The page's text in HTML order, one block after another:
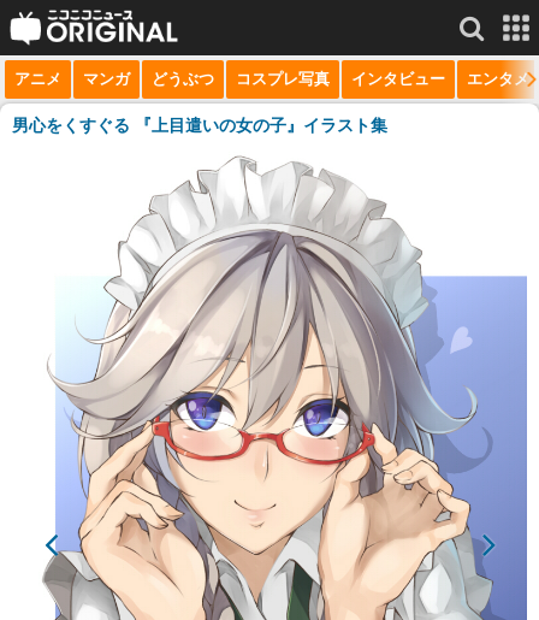
サービス一覧 もっと見る
niconico
チャンネル
マンガ
ニコニコQ
アニメ マンガ どうぶつ コスプレ写真 インタビュー エンタメ
男心をくすぐる 『上目遣いの女の子』イラスト集